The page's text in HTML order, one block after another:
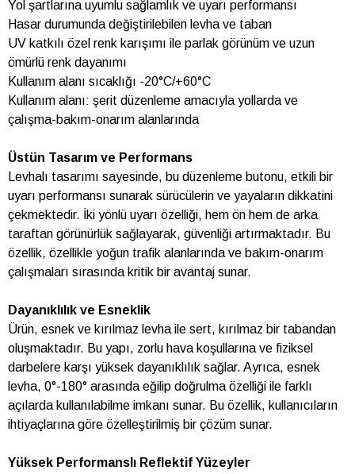
Yol şartlarına uyumlu sağlamlık ve uyarı performansı
Hasar durumunda değiştirilebilen levha ve taban
UV katkılı özel renk karışımı ile parlak görünüm ve uzun
ömürlü renk dayanımı
Kullanım alanı sıcaklığı -20°C/+60°C
Kullanım alanı: şerit düzenleme amacıyla yollarda ve
çalışma-bakım-onarım alanlarında
Üstün Tasarım ve Performans
Levhalı tasarımı sayesinde, bu düzenleme butonu, etkili bir
uyarı performansı sunarak sürücülerin ve yayaların dikkatini
çekmektedir. İki yönlü uyarı özelliği, hem ön hem de arka
taraftan görünürlük sağlayarak, güvenliği artırmaktadır. Bu
özellik, özellikle yoğun trafik alanlarında ve bakım-onarım
çalışmaları sırasında kritik bir avantaj sunar.
Dayanıklılık ve Esneklik
Ürün, esnek ve kırılmaz levha ile sert, kırılmaz bir tabandan
oluşmaktadır. Bu yapı, zorlu hava koşullarına ve fiziksel
darbelere karşı yüksek dayanıklılık sağlar. Ayrıca, esnek
levha, 0°-180° arasında eğilip doğrulma özelliği ile farklı
açılarda kullanılabilme imkanı sunar. Bu özellik, kullanıcıların
ihtiyaçlarına göre özelleştirilmiş bir çözüm sunar.
Yüksek Performanslı Reflektif Yüzeyler